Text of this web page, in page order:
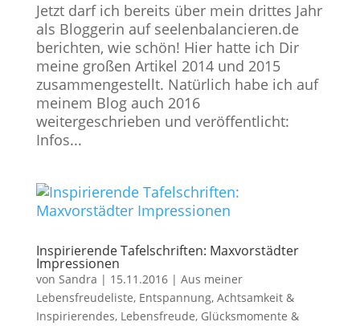
Jetzt darf ich bereits über mein drittes Jahr
als Bloggerin auf seelenbalancieren.de
berichten, wie schön! Hier hatte ich Dir
meine großen Artikel 2014 und 2015
zusammengestellt. Natürlich habe ich auf
meinem Blog auch 2016
weitergeschrieben und veröffentlicht:
Infos...
Inspirierende Tafelschriften: Maxvorstädter
Impressionen
von Sandra | 15.11.2016| Aus meiner
Lebensfreudeliste, Entspannung, Achtsamkeit &
Inspirierendes, Lebensfreude, Glücksmomente &